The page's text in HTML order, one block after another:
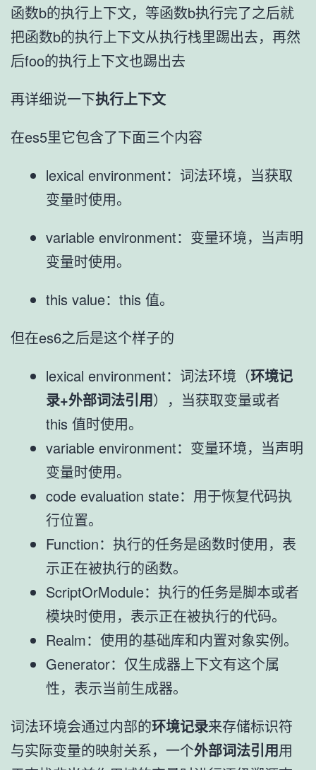
函数b的执行上下文，等函数b执行完了之后就
把函数b的执行上下文从执行栈里踢出去，再然
后foo的执行上下文也踢出去
再详细说一下执行上下文
在es5里它包含了下面三个内容
lexical environment：词法环境，当获取
变量时使用。
variable environment：变量环境，当声明
变量时使用。
this value：this 值。
但在es6之后是这个样子的
lexical environment：词法环境（环境记
录+外部词法引用），当获取变量或者
this 值时使用。
variable environment：变量环境，当声明
变量时使用。
code evaluation state：用于恢复代码执
行位置。
Function：执行的任务是函数时使用，表
示正在被执行的函数。
ScriptOrModule：执行的任务是脚本或者
模块时使用，表示正在被执行的代码。
Realm：使用的基础库和内置对象实例。
Generator：仅生成器上下文有这个属
性，表示当前生成器。
词法环境会通过内部的环境记录来存储标识符
与实际变量的映射关系，一个外部词法引用用